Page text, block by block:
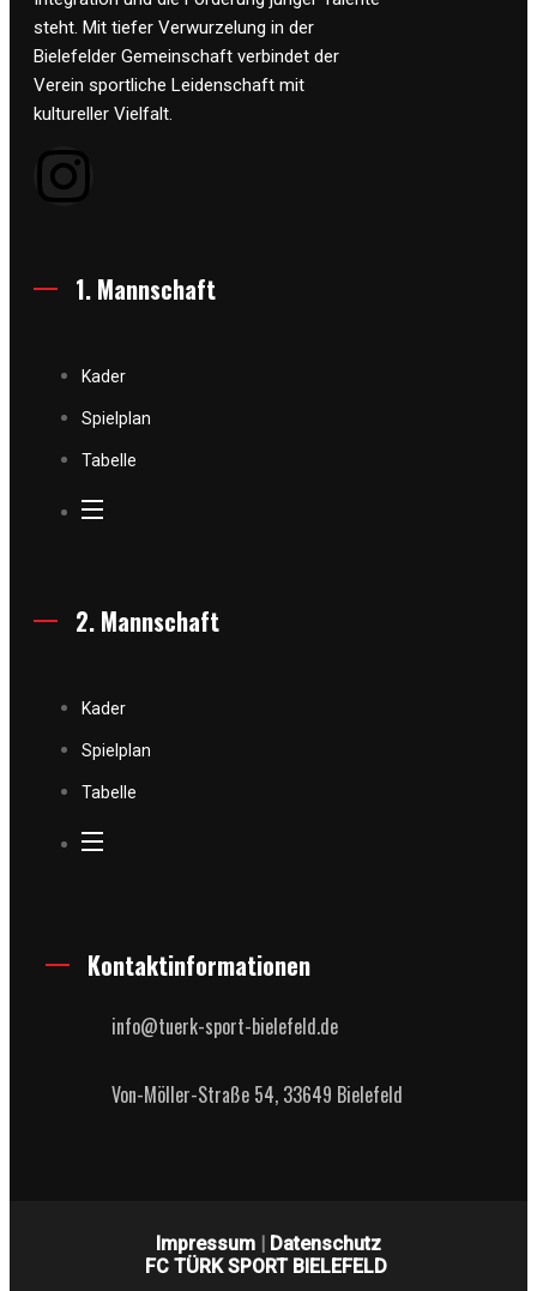
steht. Mit tiefer Verwurzelung in der
Bielefelder Gemeinschaft verbindet der
Verein sportliche Leidenschaft mit
kultureller Vielfalt.
1. Mannschaft
Kader
Spielplan
Tabelle
2. Mannschaft
Kader
Spielplan
Tabelle
Kontaktinformationen
info@tuerk-sport-bielefeld.de
Von-Möller-Straße 54, 33649 Bielefeld
Impressum
Datenschutz
FC TÜRK SPORT BIELEFELD